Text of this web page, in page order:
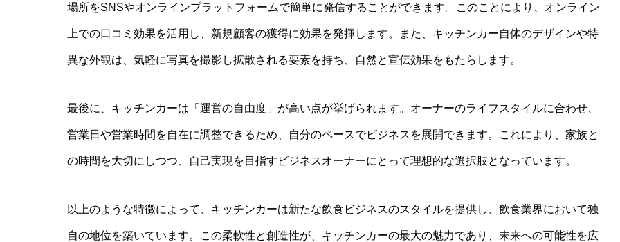
場所をSNSやオンラインプラットフォームで簡単に発信することができます。このことにより、オンライン
上での口コミ効果を活用し、新規顧客の獲得に効果を発揮します。また、キッチンカー自体のデザインや特
異な外観は、気軽に写真を撮影し拡散される要素を持ち、自然と宣伝効果をもたらします。
最後に、キッチンカーは「運営の自由度」が高い点が挙げられます。オーナーのライフスタイルに合わせ、
営業日や営業時間を自在に調整できるため、自分のペースでビジネスを展開できます。これにより、家族と
の時間を大切にしつつ、自己実現を目指すビジネスオーナーにとって理想的な選択肢となっています。
以上のような特徴によって、キッチンカーは新たな飲食ビジネスのスタイルを提供し、飲食業界において独
自の地位を築いています。この柔軟性と創造性が、キッチンカーの最大の魅力であり、未来への可能性を広